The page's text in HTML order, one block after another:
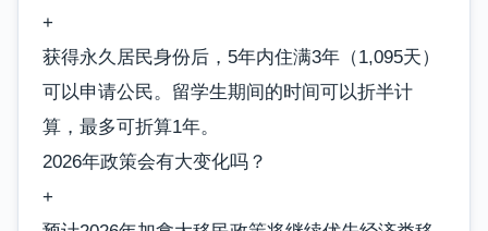
+
获得永久居民身份后，5年内住满3年（1,095天）
可以申请公民。留学生期间的时间可以折半计
算，最多可折算1年。
2026年政策会有大变化吗？
+